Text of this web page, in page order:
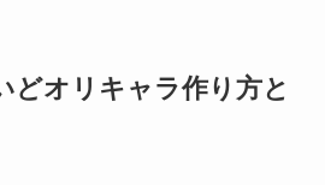
どオリキャラ作り方と